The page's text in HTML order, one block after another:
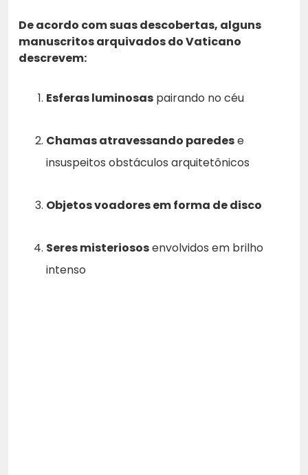
De acordo com suas descobertas, alguns
manuscritos arquivados do Vaticano
descrevem:
Esferas luminosas pairando no céu
Chamas atravessando paredese
insuspeitos obstáculos arquitetônicos
Objetos voadores em forma de disco
Seres misteriososenvolvidos em brilho
intenso